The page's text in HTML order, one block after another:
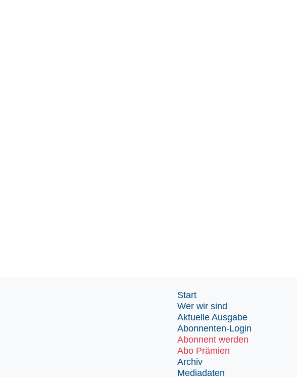
Start
Wer wir sind
Aktuelle Ausgabe
Abonnenten-Login
Abonnent werden
Abo Prämien
Archiv
Mediadaten